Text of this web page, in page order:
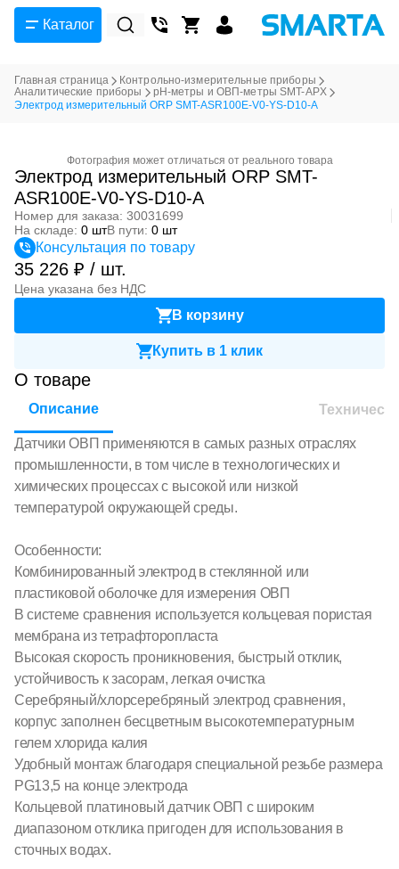
Каталог
Главная страница
Контрольно-измерительные приборы
Аналитические приборы
pH-метры и ОВП-метры SMT-APX
Электрод измерительный ORP SMT-ASR100E-V0-YS-D10-A
Фотография может отличаться от реального товара
Электрод измерительный ORP SMT-
ASR100E-V0-YS-D10-A
Номер для заказа: 30031699
На складе: 0 штВ пути: 0 шт
Консультация по товару
35 226 ₽ / шт.
Цена указана без НДС
В корзину
Купить в 1 клик
О товаре
Описание
Датчики ОВП применяются в самых разных отраслях
промышленности, в том числе в технологических и
химических процессах с высокой или низкой
температурой окружающей среды.
Особенности:
Комбинированный электрод в стеклянной или
пластиковой оболочке для измерения ОВП
В системе сравнения используется кольцевая пористая
мембрана из тетрафторопласта
Высокая скорость проникновения, быстрый отклик,
устойчивость к засорам, легкая очистка
Серебряный/хлорсеребряный электрод сравнения,
корпус заполнен бесцветным высокотемпературным
гелем хлорида калия
Удобный монтаж благодаря специальной резьбе размера
PG13,5 на конце электрода
Кольцевой платиновый датчик ОВП с широким
диапазоном отклика пригоден для использования в
сточных водах.